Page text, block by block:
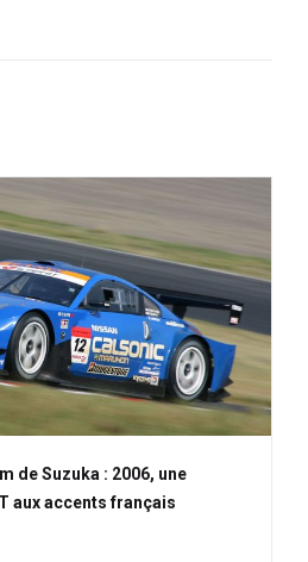
de Suzuka : 2006, une
aux accents français